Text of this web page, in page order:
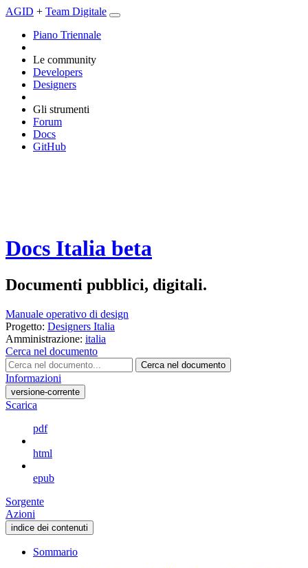
AGID + Team Digitale
Piano Triennale
Le community
Developers
Designers
Gli strumenti
Forum
Docs
GitHub
Docs Italia beta
Documenti pubblici, digitali.
Manuale operativo di design
Progetto: Designers Italia
Amministrazione: italia
Cerca nel documento
Cerca nel documento
Informazioni
versione-corrente
Scarica
pdf
html
epub
Sorgente
Azioni
indice dei contenuti
Sommario